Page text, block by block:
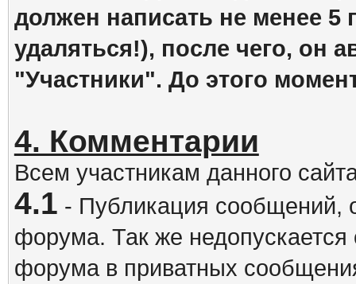
должен написать не менее
удаляться!), после чего, он
"Участники". До этого
4. Комментарии
Всем участникам данного
4.1 - Публикация сообщений,
форума. Так же недопускается
форума в приватных